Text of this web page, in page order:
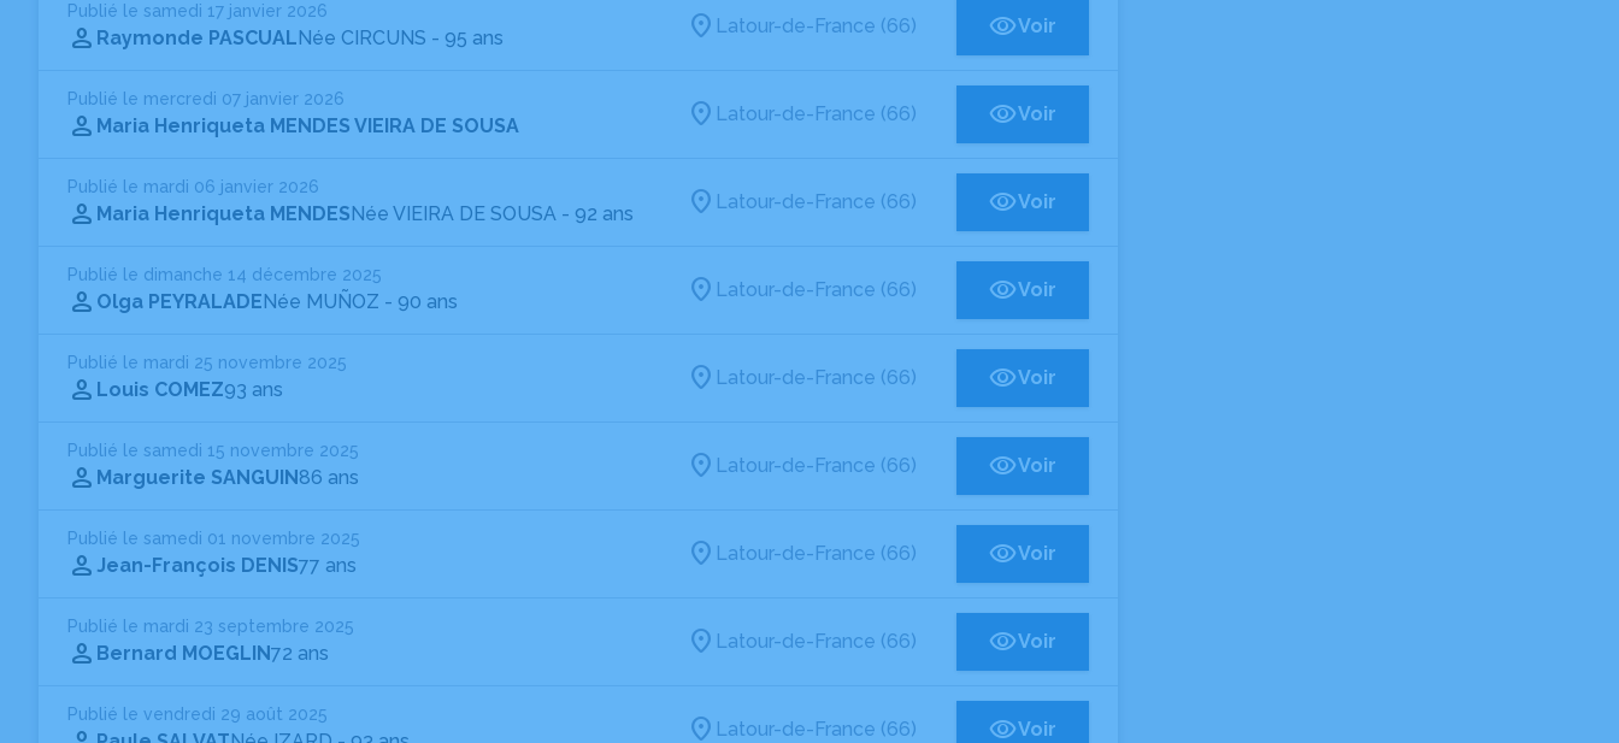
Publié le samedi 17 janvier 2026
Raymonde PASCUALNée CIRCUNS - 95 ans
Latour-de-France (66) Voir
Publié le mercredi 07 janvier 2026
Maria Henriqueta MENDES VIEIRA DE SOUSA
Latour-de-France (66) Voir
Publié le mardi 06 janvier 2026
Maria Henriqueta MENDESNée VIEIRA DE SOUSA - 92 ans
Latour-de-France (66) Voir
Publié le dimanche 14 décembre 2025
Olga PEYRALADENée MUÑOZ - 90 ans
Latour-de-France (66) Voir
Publié le mardi 25 novembre 2025
Louis COMEZ93 ans
Latour-de-France (66) Voir
Publié le samedi 15 novembre 2025
Marguerite SANGUIN86 ans
Latour-de-France (66) Voir
Publié le samedi 01 novembre 2025
Jean-François DENIS77 ans
Latour-de-France (66) Voir
Publié le mardi 23 septembre 2025
Bernard MOEGLIN72 ans
Latour-de-France (66) Voir
Publié le vendredi 29 août 2025
Latour-de-France (66) Voir